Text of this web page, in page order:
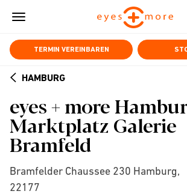
Skip
content
TERMIN VEREINBAREN
HAMBURG
eyes + more
Marktplatz Galerie
Bramfeld
Bramfelder Chaussee 230 Hamburg,
22177